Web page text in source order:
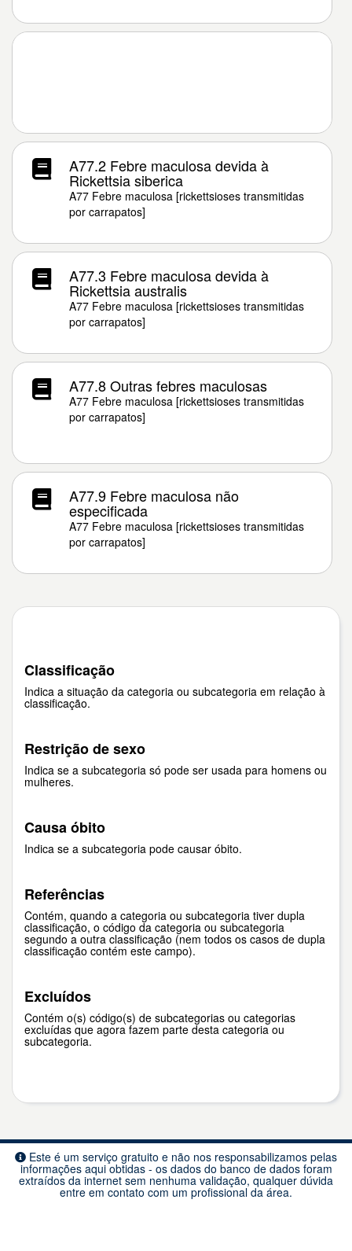
A77.2 Febre maculosa devida à
Rickettsia siberica
A77 Febre maculosa [rickettsioses transmitidas
por carrapatos]
A77.3 Febre maculosa devida à
Rickettsia australis
A77 Febre maculosa [rickettsioses transmitidas
por carrapatos]
A77.8 Outras febres maculosas
A77 Febre maculosa [rickettsioses transmitidas
por carrapatos]
A77.9 Febre maculosa não
especificada
A77 Febre maculosa [rickettsioses transmitidas
por carrapatos]
Classificação
Indica a situação da categoria ou subcategoria em relação à
classificação.
Restrição de sexo
Indica se a subcategoria só pode ser usada para homens ou
mulheres.
Causa óbito
Indica se a subcategoria pode causar óbito.
Referências
Contém, quando a categoria ou subcategoria tiver dupla
classificação, o código da categoria ou subcategoria
segundo a outra classificação (nem todos os casos de dupla
classificação contém este campo).
Excluídos
Contém o(s) código(s) de subcategorias ou categorias
excluídas que agora fazem parte desta categoria ou
subcategoria.
Este é um serviço gratuito e não nos responsabilizamos pelas
informações aqui obtidas - os dados do banco de dados foram
extraídos da internet sem nenhuma validação, qualquer dúvida
entre em contato com um profissional da área.